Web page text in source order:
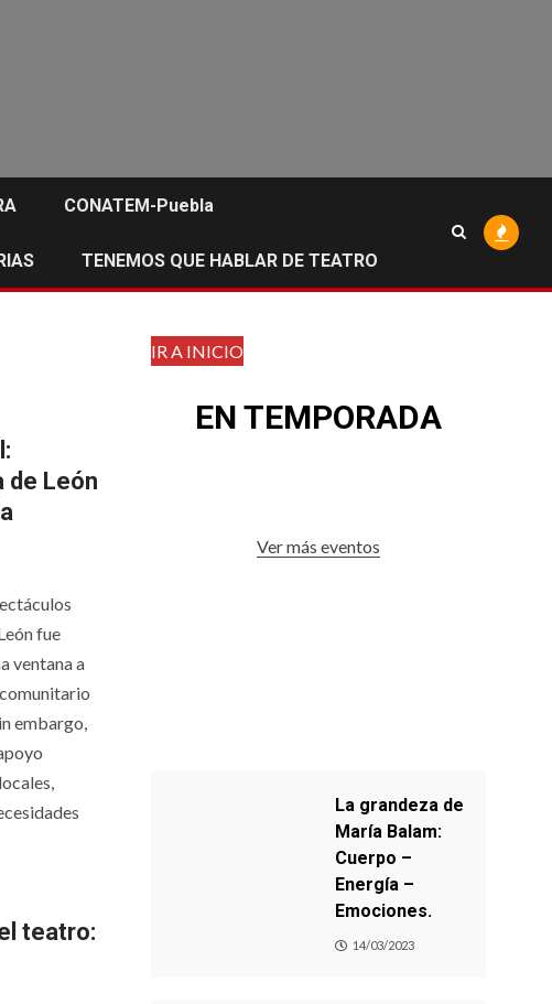
CONATEM-Puebla
TENEMOS QUE HABLAR DE TEATRO
de León
fue
ventana a
embargo,
teatro:
IR A INICIO
EN TEMPORADA
Ver más eventos
La grandeza de
María Balam:
Cuerpo –
Energía –
Emociones.
14/03/2023